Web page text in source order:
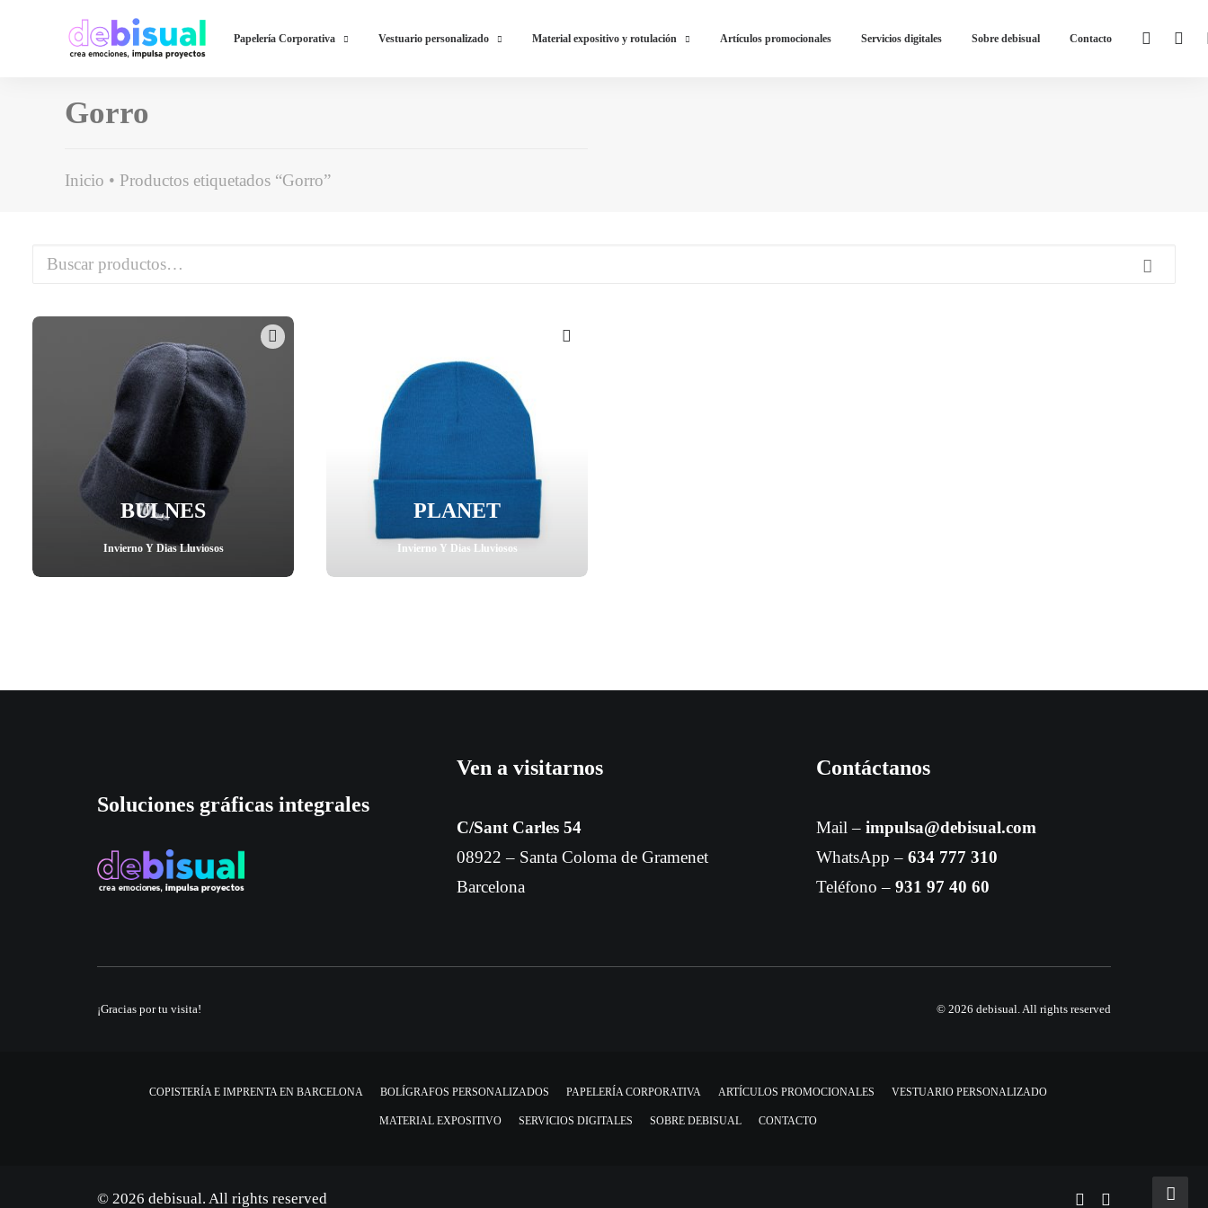
Papelería Corporativa Vestuario personalizado Material expositivo y rotulación Artículos promocionales Servicios digitales Sobre debisual Contacto
Gorro
Inicio Productos etiquetados “Gorro”
Buscar
BULNES
Invierno Y Dias Lluviosos
PLANET
Invierno Y Dias Lluviosos
Soluciones gráficas integrales
Ven a visitarnos
C/Sant Carles 54
08922 – Santa Coloma de Gramenet
Barcelona
Contáctanos
Mail – impulsa@debisual.com
WhatsApp – 634 777 310
Teléfono – 931 97 40 60
¡Gracias por tu visita! © 2026 debisual.All rights reserved
COPISTERÍA E IMPRENTA EN BARCELONA BOLÍGRAFOS PERSONALIZADOS PAPELERÍA CORPORATIVA ARTÍCULOS PROMOCIONALES VESTUARIO PERSONALIZADO
MATERIAL EXPOSITIVO SERVICIOS DIGITALES SOBRE DEBISUAL CONTACTO
© 2026 debisual. All rights reserved